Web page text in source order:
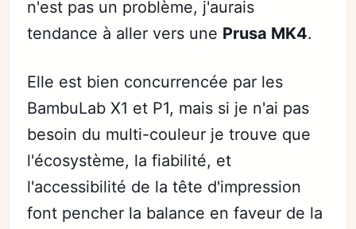
n'est pas un problème, j'aurais
tendance à aller vers une Prusa MK4.
Elle est bien concurrencée par les
BambuLab X1 et P1, mais si je n'ai pas
besoin du multi-couleur je trouve que
l'écosystème, la fiabilité, et
l'accessibilité de la tête d'impression
font pencher la balance en faveur de la